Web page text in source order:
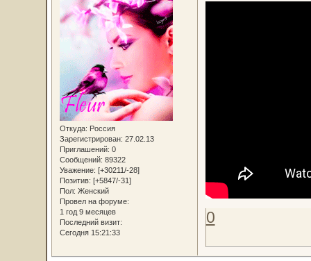
Откуда: Россия
Зарегистрирован: 27.02.13
Приглашений: 0
Сообщений: 89322
Уважение: [+30211/-28]
Позитив: [+5847/-31]
Пол: Женский
Провел на форуме:
1 год 9 месяцев
Последний визит:
Сегодня 15:21:33
0